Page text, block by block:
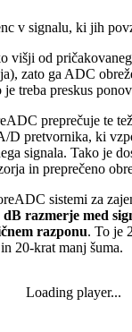
v signalu, ki jih
višji od
zato ga ADC
je treba preskus
preprečuje te
D pretvornika, ki
signala. Tako je
in preprečeno
sistemi za
dB razmerje med
razponu. To je
20-krat manj šuma.
Loading player...